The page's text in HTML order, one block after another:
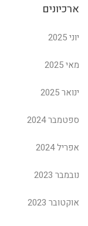
ארכיונים
יוני 2025
מאי 2025
ינואר 2025
ספטמבר 2024
אפריל 2024
נובמבר 2023
אוקטובר 2023